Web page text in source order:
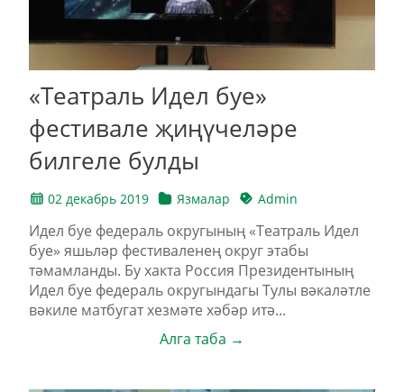
«Театраль Идел буе»
фестивале җиңүчеләре
билгеле булды
02 декабрь 2019 Язмалар Admin
Идел буе федераль округының «Театраль Идел
буе» яшьләр фестиваленең округ этабы
тәмамланды. Бу хакта Россия Президентының
Идел буе федераль округындагы Тулы вәкаләтле
вәкиле матбугат хезмәте хәбәр итә...
Алга таба →